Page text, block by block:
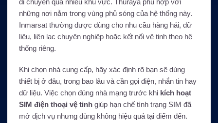
di chuyển qua nhiều khu vực. Thuraya phù hợp với
những nơi nằm trong vùng phủ sóng của hệ thống này.
Inmarsat thường được dùng cho nhu cầu hàng hải, dữ
liệu, liên lạc chuyên nghiệp hoặc kết nối vệ tinh theo hệ
thống riêng.
Khi chọn nhà cung cấp, hãy xác định rõ bạn sẽ dùng
thiết bị ở đâu, trong bao lâu và cần gọi điện, nhắn tin hay
dữ liệu. Việc chọn đúng nhà mạng trước khi kích hoạt
SIM điện thoại vệ tinh giúp hạn chế tình trạng SIM đã
mở dịch vụ nhưng dùng không hiệu quả tại điểm đến.